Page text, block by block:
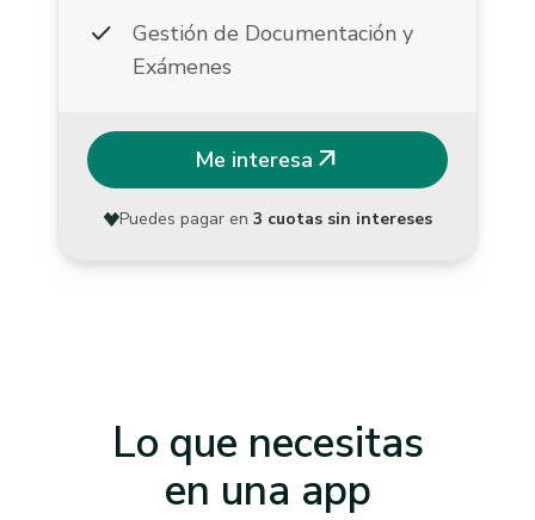
check
Gestión de Documentación y
Exámenes
Me interesa arrow_outward
Puedes pagar en 3 cuotas sin intereses
Lo que necesitas
en una app